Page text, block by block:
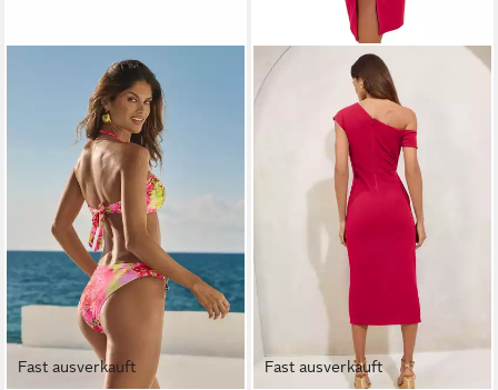
Fast ausverkauft Fast ausverkauft